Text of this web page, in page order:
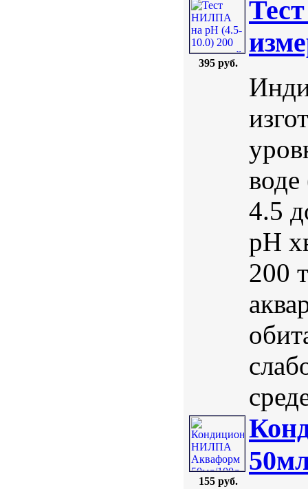
395 руб.
4.5
pH
200
155 руб.